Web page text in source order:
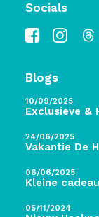
Socials
Blogs
10/09/2025
Exclusieve &
24/06/2025
Vakantie De
06/06/2025
Kleine
05/11/2024